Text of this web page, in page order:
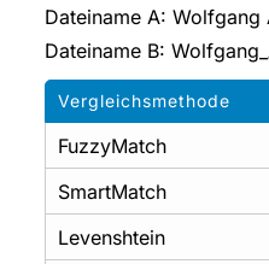
Dateiname A: Wolfgang
Dateiname B:
Vergleichsmethode
FuzzyMatch
SmartMatch
Levenshtein